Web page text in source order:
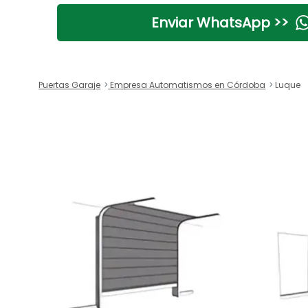
Enviar WhatsApp >>
Puertas Garaje Empresa Automatismos en Córdoba Luque